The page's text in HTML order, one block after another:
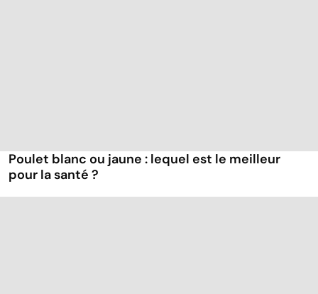
Poulet blanc ou jaune : lequel est le meilleur
pour la santé ?